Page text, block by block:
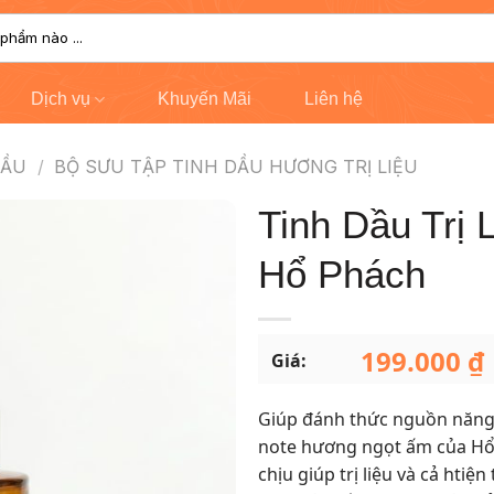
Dịch vụ Khuyến Mãi Liên hệ
/ BỘ SƯU TẬP TINH DẦU HƯƠNG TRỊ LIỆU
Tinh Dầu Trị
Hổ Phách
Giá: 199.000 ₫
Giúp đánh thức nguồn
note hương ngọt ấm của
chịu giúp trị liệu và cả